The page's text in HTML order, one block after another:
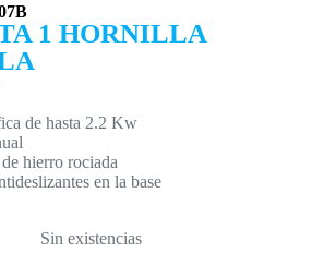
1 HORNILLA
de hasta 2.2 Kw
hierro rociada
en la base
Sin existencias